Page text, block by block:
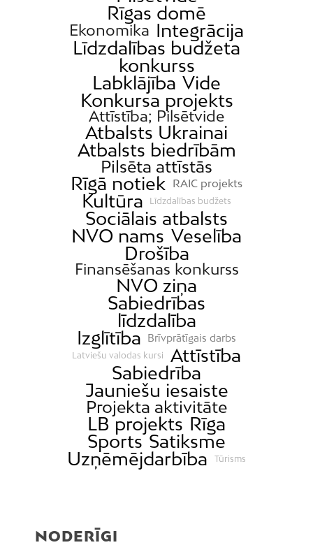
Rīgas domē
Ekonomika Integrācija
Līdzdalības budžeta
konkurss
Labklājība Vide
Konkursa projekts
Attīstība; Pilsētvide
Atbalsts Ukrainai
Atbalsts biedrībām
Pilsēta attīstās
Rīgā notiek RAIC projekts
Kultūra Līdzdalības budžets
Sociālais atbalsts
NVO nams Veselība
Drošība
Finansēšanas konkurss
NVO ziņa
Sabiedrības
līdzdalība
Izglītība
Brīvprātīgais darbs
Latviešu valodas kursi
Attīstība
Sabiedrība
Jauniešu iesaiste
Projekta aktivitāte
LB projekts Rīga
Sports Satiksme
Uzņēmējdarbība
Tūrisms
NODERĪGI